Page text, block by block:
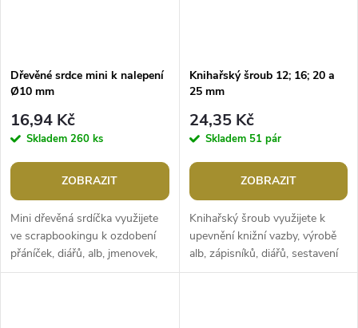
Dřevěné srdce mini k nalepení
Ø10 mm
16,94 Kč
Skladem 260 ks
ZOBRAZIT
Mini dřevěná srdíčka využijete
ve scrapbookingu k ozdobení
přáníček, diářů, alb, jmenovek,
krabiček apod. Vyniknou jako
Knihařský šroub 12; 16; 20 a
25 mm
24,35 Kč
Skladem 51 pár
ZOBRAZIT
Knihařský šroub využijete k
upevnění knižní vazby, výrobě
alb, zápisníků, diářů, sestavení
vzorníků apod. Průměr hlavičky